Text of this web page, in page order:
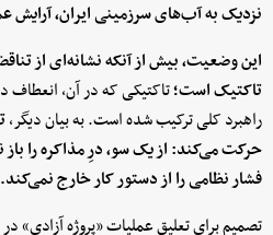
نزدیک به آب‌های سرزمینی ایران، آرایش
این وضعیت، بیش از آنکه نشانه‌ای از
تاکتیک است؛تاکتیکی که در آن،
راهبرد کلی ترکیب شده است. به بیان دیگر،
حرکت می‌کند: از یک سو، درِ مذاکره را باز
فشار نظامی را از دستور کار خارج نمی‌کند.
تصمیم برای تعلیق عملیات «پروژه آزادی» در